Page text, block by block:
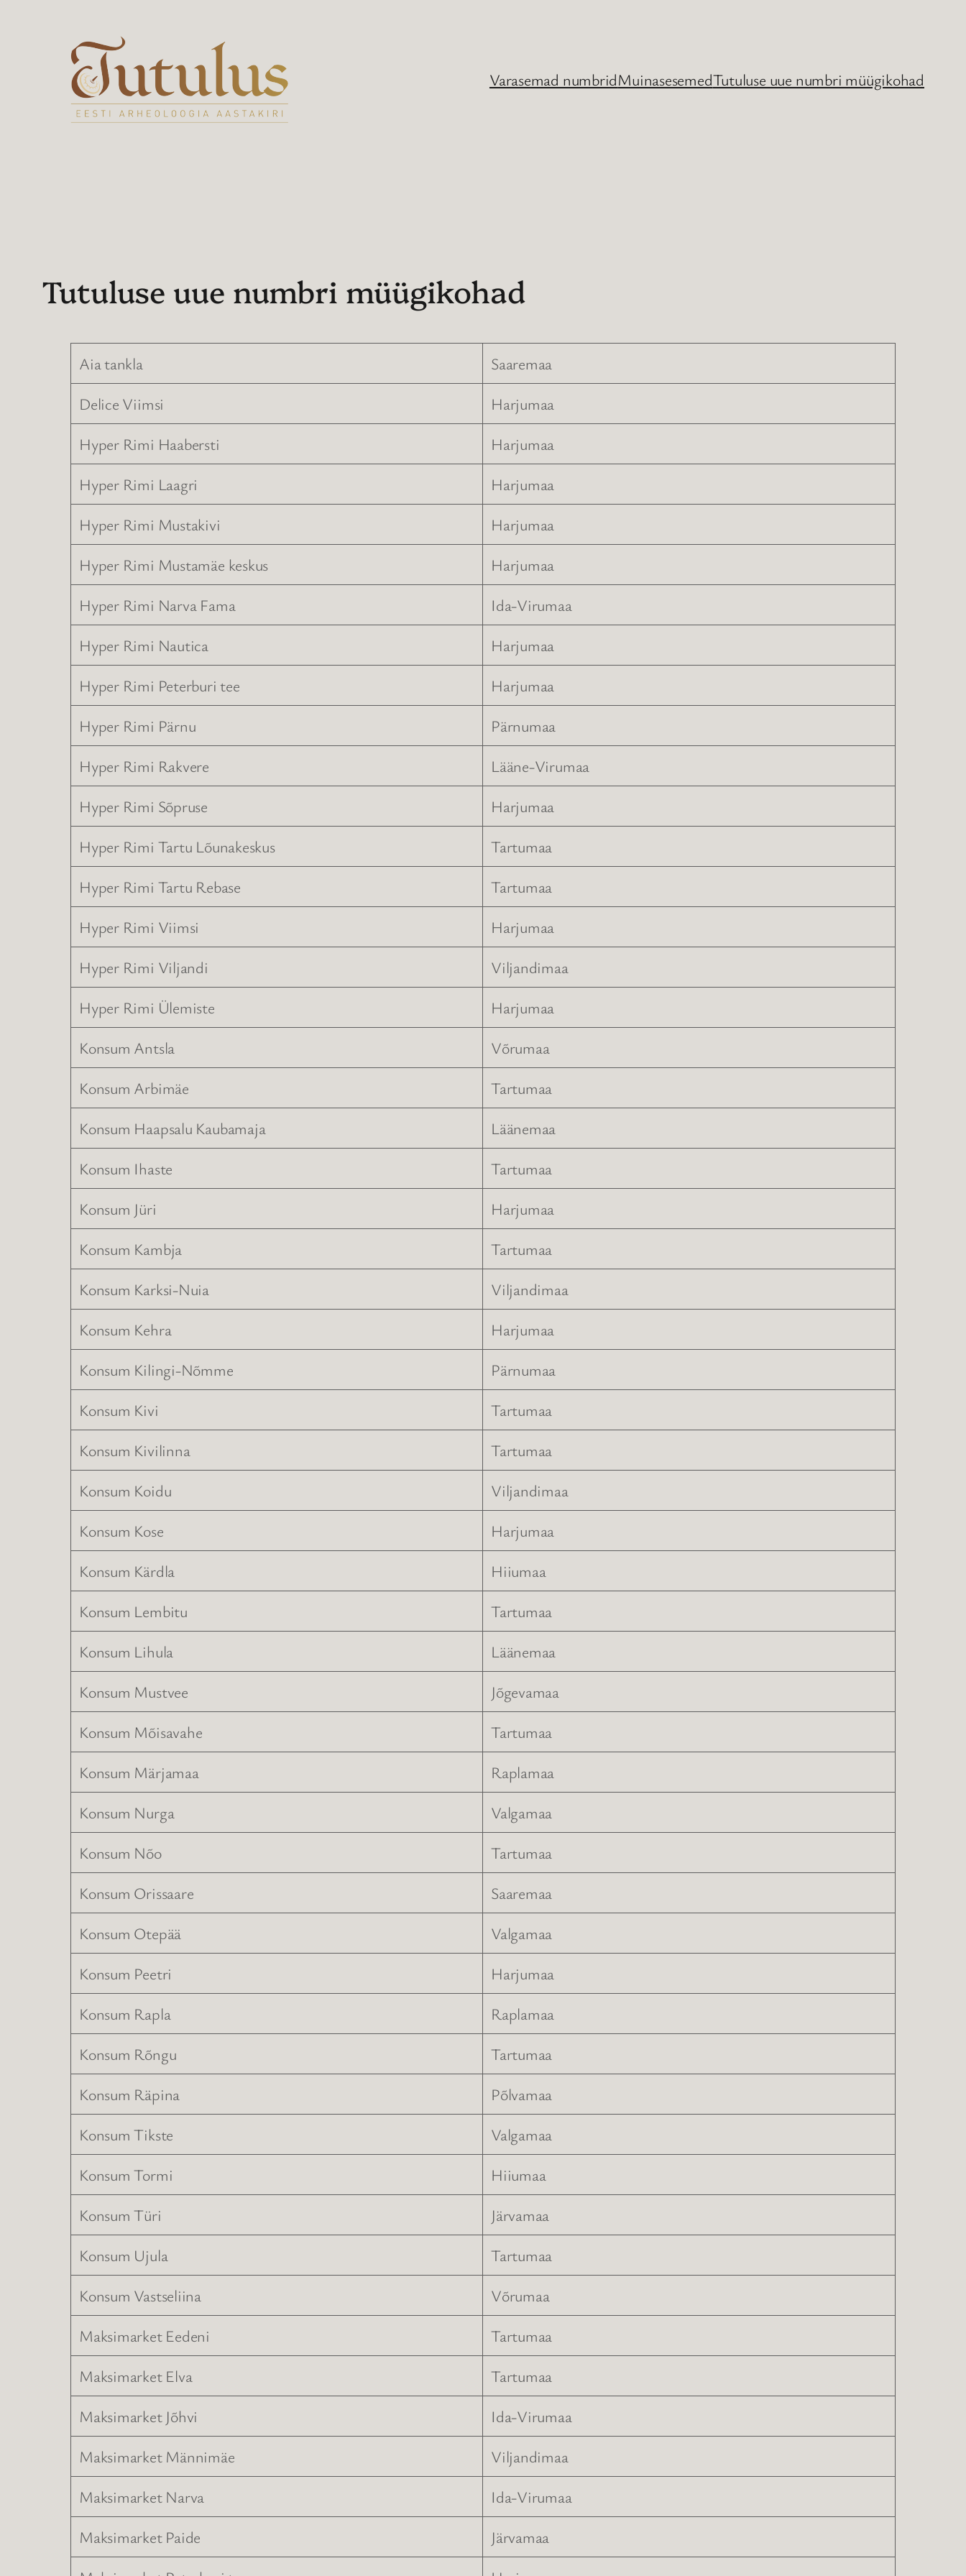
Varasemad numbridMuinasesemedTutuluse uue numbri müügikohad
Tutuluse uue numbri müügikohad
Aia tankla
Saaremaa
Delice Viimsi
Harjumaa
Hyper Rimi Haabersti
Harjumaa
Hyper Rimi Laagri
Harjumaa
Hyper Rimi Mustakivi
Harjumaa
Hyper Rimi Mustamäe keskus
Harjumaa
Hyper Rimi Narva Fama
Ida-Virumaa
Hyper Rimi Nautica
Harjumaa
Hyper Rimi Peterburi tee
Harjumaa
Hyper Rimi Pärnu
Pärnumaa
Hyper Rimi Rakvere
Lääne-Virumaa
Hyper Rimi Sõpruse
Harjumaa
Hyper Rimi Tartu Lõunakeskus
Tartumaa
Hyper Rimi Tartu Rebase
Tartumaa
Hyper Rimi Viimsi
Harjumaa
Hyper Rimi Viljandi
Viljandimaa
Hyper Rimi Ülemiste
Harjumaa
Konsum Antsla
Võrumaa
Konsum Arbimäe
Tartumaa
Konsum Haapsalu Kaubamaja
Läänemaa
Konsum Ihaste
Tartumaa
Konsum Jüri
Harjumaa
Konsum Kambja
Tartumaa
Konsum Karksi-Nuia
Viljandimaa
Konsum Kehra
Harjumaa
Konsum Kilingi-Nõmme
Pärnumaa
Konsum Kivi
Tartumaa
Konsum Kivilinna
Tartumaa
Konsum Koidu
Viljandimaa
Konsum Kose
Harjumaa
Konsum Kärdla
Hiiumaa
Konsum Lembitu
Tartumaa
Konsum Lihula
Läänemaa
Konsum Mustvee
Jõgevamaa
Konsum Mõisavahe
Tartumaa
Konsum Märjamaa
Raplamaa
Konsum Nurga
Valgamaa
Konsum Nõo
Tartumaa
Konsum Orissaare
Saaremaa
Konsum Otepää
Valgamaa
Konsum Peetri
Harjumaa
Konsum Rapla
Raplamaa
Konsum Rõngu
Tartumaa
Konsum Räpina
Põlvamaa
Konsum Tikste
Valgamaa
Konsum Tormi
Hiiumaa
Konsum Türi
Järvamaa
Konsum Ujula
Tartumaa
Konsum Vastseliina
Võrumaa
Maksimarket Eedeni
Tartumaa
Maksimarket Elva
Tartumaa
Maksimarket Jõhvi
Ida-Virumaa
Maksimarket Männimäe
Viljandimaa
Maksimarket Narva
Ida-Virumaa
Maksimarket Paide
Järvamaa